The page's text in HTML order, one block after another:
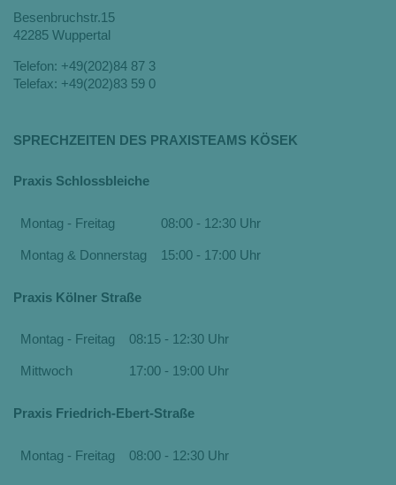
Besenbruchstr.15
42285 Wuppertal
Telefon: +49(202)84 87 3
Telefax: +49(202)83 59 0
SPRECHZEITEN DES PRAXISTEAMS KÖSEK
Praxis Schlossbleiche
Montag - Freitag 08:00 - 12:30 Uhr
Montag & Donnerstag 15:00 - 17:00 Uhr
Praxis Kölner Straße
Montag - Freitag 08:15 - 12:30 Uhr
Mittwoch 17:00 - 19:00 Uhr
Praxis Friedrich-Ebert-Straße
Montag - Freitag 08:00 - 12:30 Uhr